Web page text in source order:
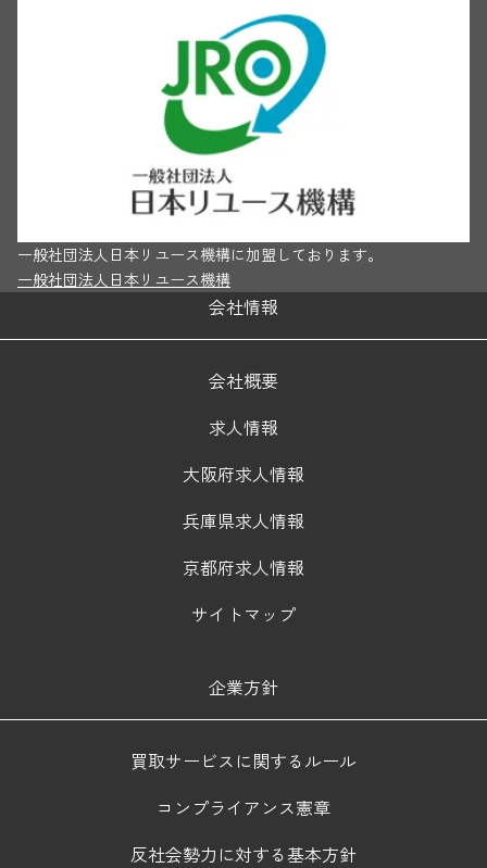
一般社団法人日本リユース機構に加盟しております。
一般社団法人日本リユース機構
会社情報
会社概要
求人情報
大阪府求人情報
兵庫県求人情報
京都府求人情報
サイトマップ
企業方針
買取サービスに関するルール
コンプライアンス憲章
反社会勢力に対する基本方針